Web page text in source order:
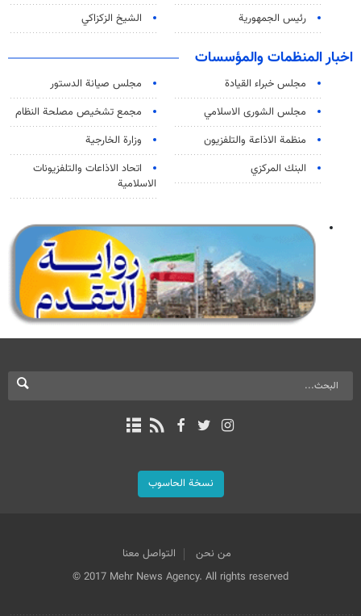
رئيس الجمهورية
الشيخ الزكزاكي
اخبار المنظمات والمؤسسات
مجلس خبراء القيادة
مجلس صيانة الدستور
مجلس الشورى الاسلامي
مجمع تشخيص مصلحة النظام
منظمة الاذاعة والتلفزیون
وزارة الخارجية
البنك المركزي
اتحاد الاذاعات والتلفزيونات
الاسلامية
نسخة الحاسوب
من نحن
التواصل معنا
© 2017 Mehr News Agency. All rights reserved